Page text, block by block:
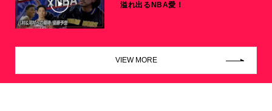
溢れ出るNBA愛！
VIEW MORE